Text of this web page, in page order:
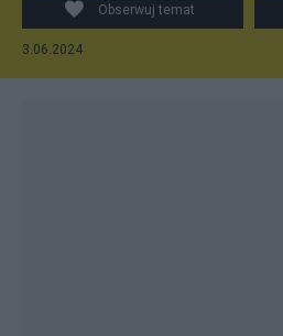
Obserwuj temat
3.06.2024